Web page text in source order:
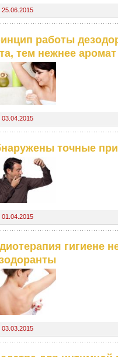
25.06.2015
работы
тем нежнее аромат
03.04.2015
точные
01.04.2015
гигиене
03.03.2015